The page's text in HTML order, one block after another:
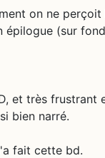
on ne
(sur
et très frustrant
bien narré.
fait cette bd.